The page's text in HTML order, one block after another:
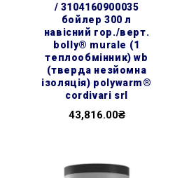
/ 3104160900035
бойлер 300 л
навісний гор./верт.
bolly® murale (1
теплообмінник) wb
(тверда незйомна
ізоляція) polywarm®
cordivari srl
43,816.00₴